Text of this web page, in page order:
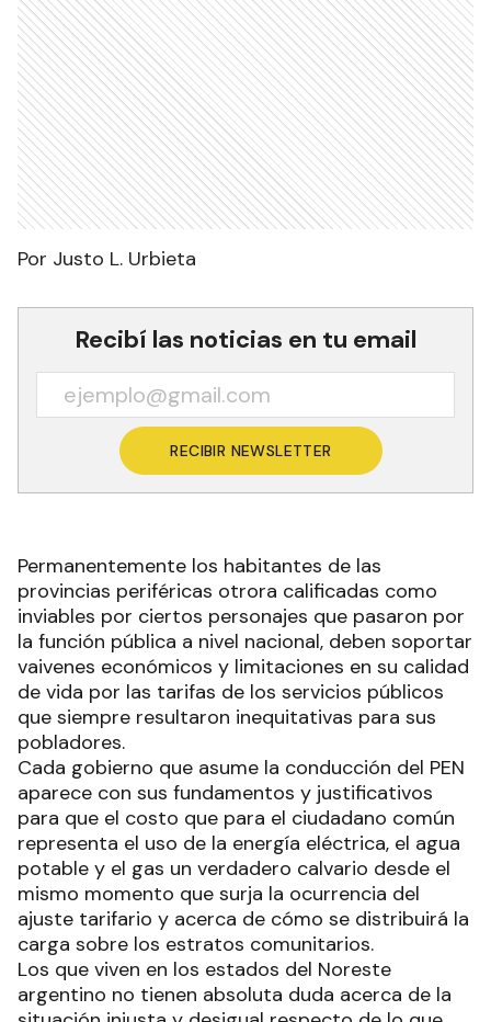
Por Justo L. Urbieta
Recibí las noticias en tu email
RECIBIR NEWSLETTER
Permanentemente los habitantes de las
provincias periféricas otrora calificadas como
inviables por ciertos personajes que pasaron por
la función pública a nivel nacional, deben soportar
vaivenes económicos y limitaciones en su calidad
de vida por las tarifas de los servicios públicos
que siempre resultaron inequitativas para sus
pobladores.
Cada gobierno que asume la conducción del PEN
aparece con sus fundamentos y justificativos
para que el costo que para el ciudadano común
representa el uso de la energía eléctrica, el agua
potable y el gas un verdadero calvario desde el
mismo momento que surja la ocurrencia del
ajuste tarifario y acerca de cómo se distribuirá la
carga sobre los estratos comunitarios.
Los que viven en los estados del Noreste
argentino no tienen absoluta duda acerca de la